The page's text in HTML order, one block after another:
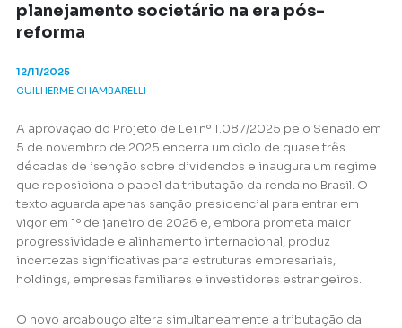
planejamento societário na era pós-
reforma
12/11/2025
GUILHERME CHAMBARELLI
A aprovação do Projeto de Lei nº 1.087/2025 pelo Senado em
5 de novembro de 2025 encerra um ciclo de quase três
décadas de isenção sobre dividendos e inaugura um regime
que reposiciona o papel da tributação da renda no Brasil. O
texto aguarda apenas sanção presidencial para entrar em
vigor em 1º de janeiro de 2026 e, embora prometa maior
progressividade e alinhamento internacional, produz
incertezas significativas para estruturas empresariais,
holdings, empresas familiares e investidores estrangeiros.
O novo arcabouço altera simultaneamente a tributação da